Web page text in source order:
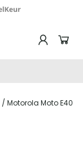
/ Motorola Moto E40